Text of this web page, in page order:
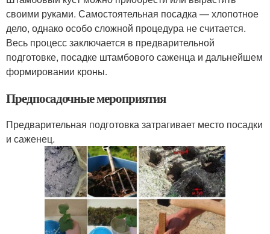
своими руками. Самостоятельная посадка — хлопотное
дело, однако особо сложной процедура не считается.
Весь процесс заключается в предварительной
подготовке, посадке штамбового саженца и дальнейшем
формировании кроны.
Предпосадочные мероприятия
Предварительная подготовка затрагивает место посадки
и саженец.